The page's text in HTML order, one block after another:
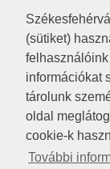
(sütiket)
információkat
tárolunk
oldal
cookie-k
További
RSS
A HONLAP
JOGI
IMPRESSZUM